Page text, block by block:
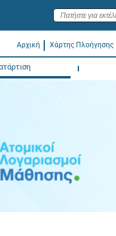
Αρχική Χάρτης Πλοήγησης